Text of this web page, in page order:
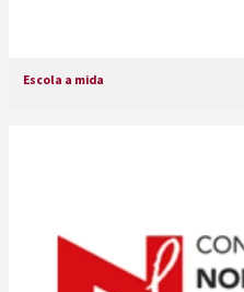
Escola a mida